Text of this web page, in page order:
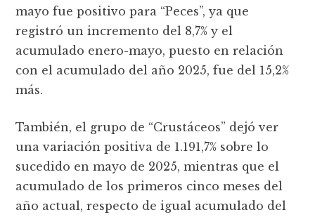
mayo fue positivo para “Peces”, ya que
registró un incremento del 8,7% y el
acumulado enero-mayo, puesto en relación
con el acumulado del año 2025, fue del 15,2%
más.
También, el grupo de “Crustáceos” dejó ver
una variación positiva de 1.191,7% sobre lo
sucedido en mayo de 2025, mientras que el
acumulado de los primeros cinco meses del
año actual, respecto de igual acumulado del